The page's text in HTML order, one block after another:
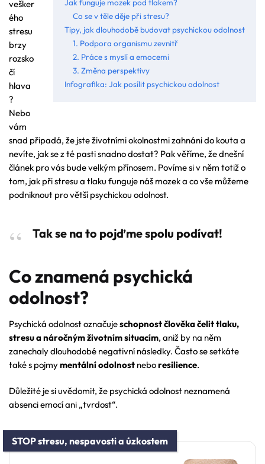
Jak funguje mozek pod tlakem?
Co se v těle děje při stresu?
Tipy, jak dlouhodobě budovat psychickou odolnost
1. Podpora organismu zevnitř
2. Práce s myslí a emocemi
3. Změna perspektivy
Infografika: Jak posílit psychickou odolnost
vešker
ého
stresu
brzy
rozsko
čí
hlava
?
Nebo
vám
snad připadá, že jste životními okolnostmi zahnáni do kouta a
nevíte, jak se z té pasti snadno dostat? Pak věříme, že dnešní
článek pro vás bude velkým přínosem. Povíme si v něm totiž o
tom, jak při stresu a tlaku funguje náš mozek a co vše můžeme
podniknout pro větší psychickou odolnost.
Tak se na to pojďme spolu podívat!
Co znamená psychická
odolnost?
Psychická odolnost označujeschopnost člověka čelit tlaku,
stresu a náročným životním situacím, aniž by na něm
zanechaly dlouhodobé negativní následky. Často se setkáte
také s pojmymentální odolnost neboresilience.
Důležité je si uvědomit, že psychická odolnost neznamená
absenci emocí ani „tvrdost“.
STOP stresu, nespavosti a úzkostem